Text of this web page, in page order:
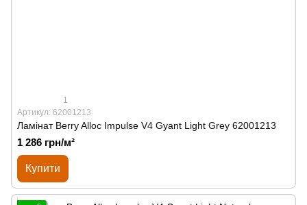
1
Артикул: 62001213
Ламінат Berry Alloc Impulse V4 Gyant Light Grey 62001213
1 286 грн/м²
Купити